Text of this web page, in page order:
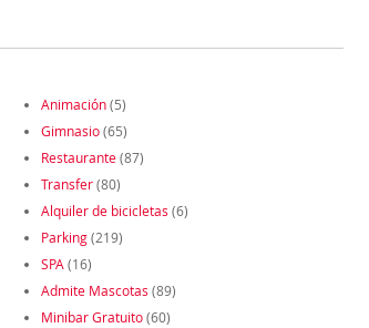
Animación(5)
Gimnasio(65)
Restaurante(87)
Transfer(80)
Alquiler de bicicletas (6)
Parking(219)
SPA (16)
Admite Mascotas (89)
Minibar Gratuito(60)